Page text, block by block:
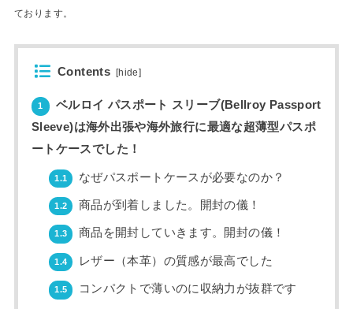
ております。
Contents [hide]
1
ベルロイ パスポート スリーブ(Bellroy Passport
Sleeve)は海外出張や海外旅行に最適な超薄型パスポ
ートケースでした！
1.1 なぜパスポートケースが必要なのか？
1.2 商品が到着しました。開封の儀！
1.3 商品を開封していきます。開封の儀！
1.4 レザー（本革）の質感が最高でした
1.5 コンパクトで薄いのに収納力が抜群です